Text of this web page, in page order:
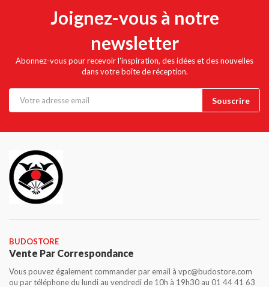
Joignez-vous à notre
newsletter
Abonnez-vous pour recevoir l'inspiration, des idées et des nouvelles
dans votre boîte de réception.
BUDOSTORE
Vente Par Correspondance
Vous pouvez également commander par email à vpc@budostore.com
ou par téléphone du lundi au vendredi de 10h à 19h30 au 01 44 41 63